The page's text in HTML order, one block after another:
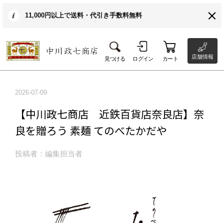
11,000円以上で送料・代引き手数料無料
見つける ログイン カート 店舗情報
2026-07-09
【中川政七商店 近鉄百貨店奈良店】奈
良を贈ろう 素麺 てのべたかだや
投稿者：編集担当者